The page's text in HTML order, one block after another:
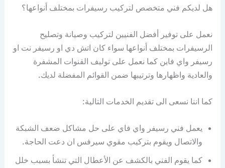
هل لديكم فني متخصص لتركيب رسيفرات بمختلف أنواعها؟
نعمل على توفير أفضل الفنيين لتركيب وصيانة وتصليح
الرسيفرات بمختلف أنواعها سواء كان اتش دي او رسيفر نت او
رسيفر واي فاين كما نعمل على توليف القنوات المشفرة
والعادية واظهارها وترتيبها ضمن القوائم المفضلة لديك.
كما اننا نسعى الى تقديم الخدمات التالية:
يعمل فني رسيفر واي فاي على حل مشاكل ضعف الشبكة
والاتصال ويقوم بتركيب مقوي سيرفس ان دعت الحاجة.
كما يقوم الفني بالكشف عن الأعطال التي تنشأ بسبب خلل